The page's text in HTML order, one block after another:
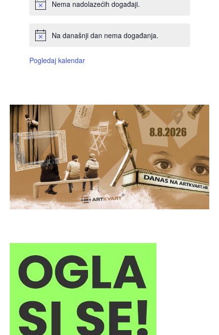
Nema nadolazećih događaji.
Na današnji dan nema događanja.
Pogledaj kalendar